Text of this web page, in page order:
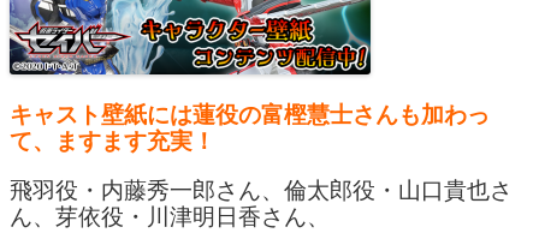
キャスト壁紙には蓮役の富樫慧士さんも加わっ
て、ますます充実！
飛羽役・内藤秀一郎さん、倫太郎役・山口貴也さ
ん、芽依役・川津明日香さん、